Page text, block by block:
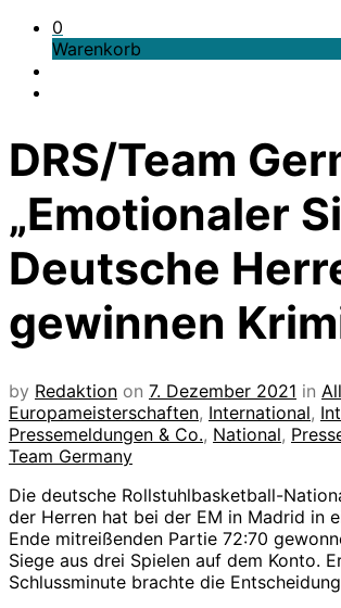
0
Warenkorb
DRS/Team
„Emotionaler
Deutsche
gewinnen
by Redaktion on 7. Dezember 2021 in
Europameisterschaften, International,
Pressemeldungen & Co., National,
Team Germany
Die deutsche Rollstuhlbasketball-
der Herren hat bei der EM in Madrid in
Ende mitreißenden Partie 72:70
Siege aus drei Spielen auf dem Konto.
Schlussminute brachte die